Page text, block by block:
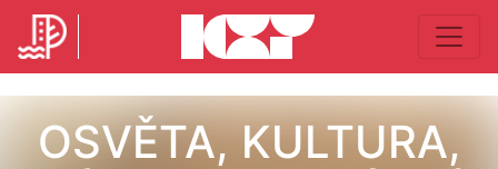
OSVĚTA, KULTURA,